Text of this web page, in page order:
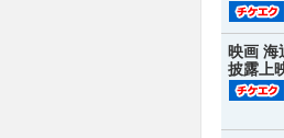
映画 海
披露上